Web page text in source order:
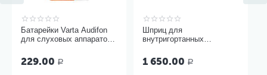
Батарейки Varta Audifon
для слуховых аппаратов
229.00 Р
Шприц для
внутригортанных
миндалин, 5 мл Ш-14-5
1 650.00 Р